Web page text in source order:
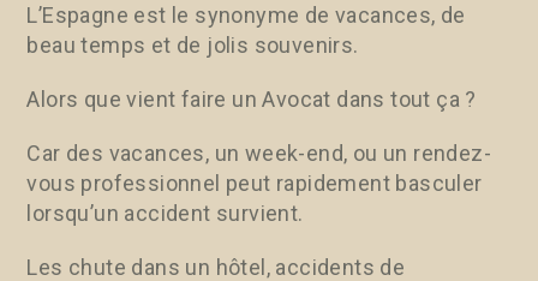
L’Espagne est le synonyme de vacances, de
beau temps et de jolis souvenirs.
Alors que vient faire un Avocat dans tout ça ?
Car des vacances, un week-end, ou un rendez-
vous professionnel peut rapidement basculer
lorsqu’un accident survient.
Les chute dans un hôtel, accidents de